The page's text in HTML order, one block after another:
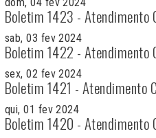
dom, 04 fev 2024
Boletim 1423 - Atendimento
sab, 03 fev 2024
Boletim 1422 - Atendimento
sex, 02 fev 2024
Boletim 1421 - Atendimento
qui, 01 fev 2024
Boletim 1420 - Atendimento